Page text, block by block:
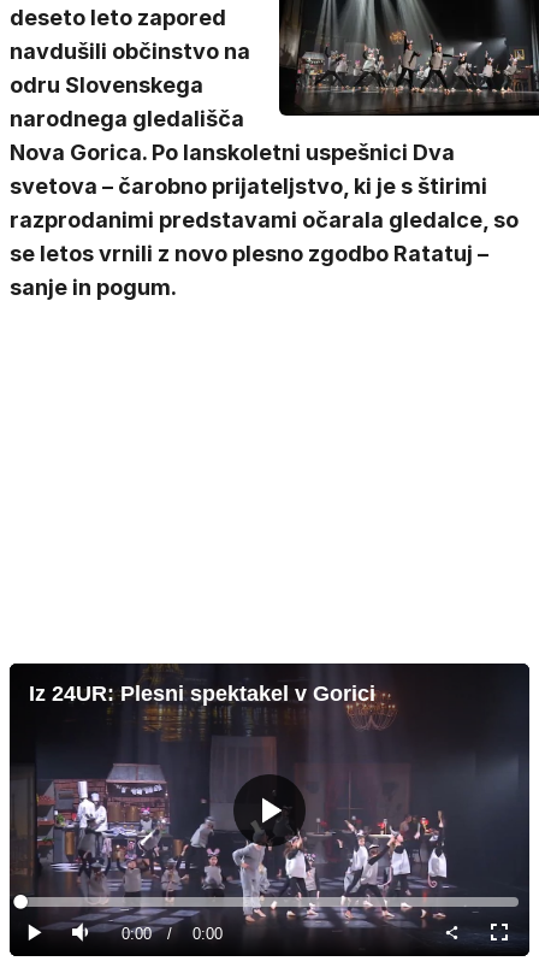
deseto leto zapored
navdušili občinstvo na
odru Slovenskega
narodnega gledališča
Nova Gorica. Po lanskoletni uspešnici Dva
svetova – čarobno prijateljstvo, ki je s štirimi
razprodanimi predstavami očarala gledalce, so
se letos vrnili z novo plesno zgodbo Ratatuj –
sanje in pogum.
Iz 24UR: Plesni spektakel v Gorici
Predvajaj
PredvajajTiho Current
0:00 / Duration
0:00
Loaded:
0%
način